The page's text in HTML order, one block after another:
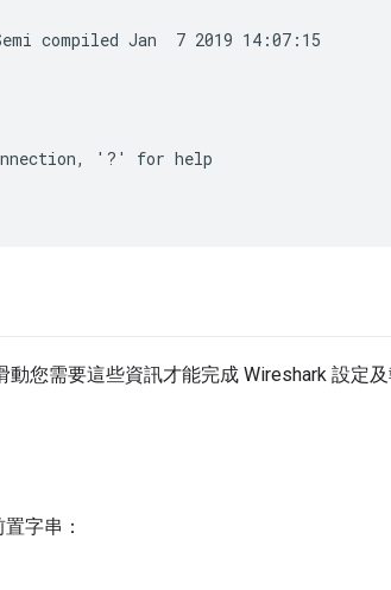
compiled Jan  7 2019 14:07:15
'?' for help
您需要這些資訊才能完成 Wireshark 設定
字串：